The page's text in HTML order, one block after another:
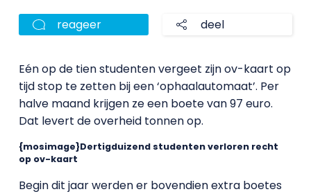
reageer deel
Eén op de tien studenten vergeet zijn ov-kaart op
tijd stop te zetten bij een ‘ophaalautomaat’. Per
halve maand krijgen ze een boete van 97 euro.
Dat levert de overheid tonnen op.
{mosimage}Dertigduizend studenten verloren recht
op ov-kaart
Begin dit jaar werden er bovendien extra boetes